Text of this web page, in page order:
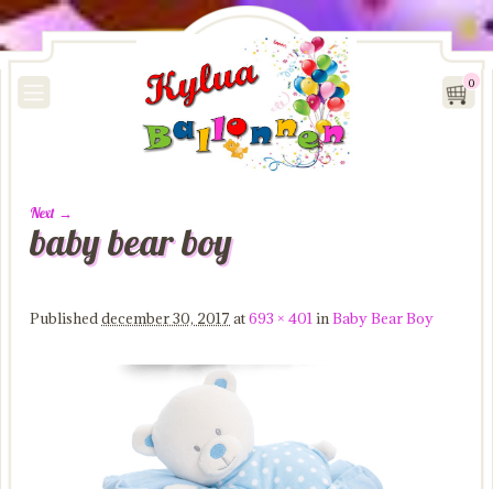
0
Image navigation
Next →
baby bear boy
Publisheddecember 30, 2017 at693 × 401inBaby Bear Boy